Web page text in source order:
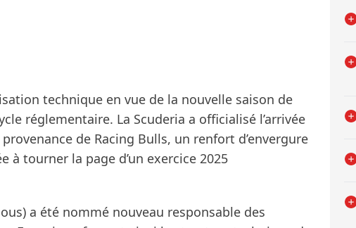
technique en vue de la nouvelle saison de
réglementaire. La Scuderia a officialisé l’arrivée
de Racing Bulls, un renfort d’envergure
à tourner la page d’un exercice 2025
a été nommé nouveau responsable des